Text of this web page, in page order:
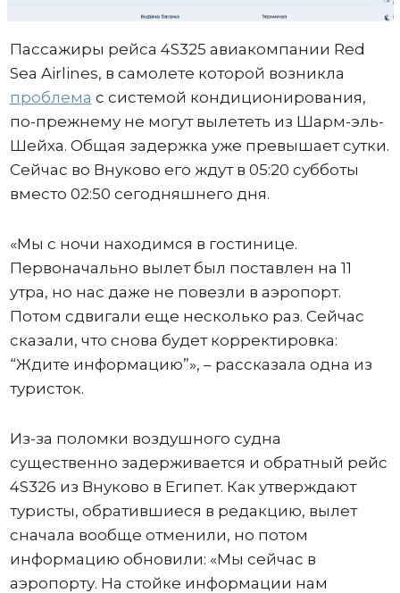
Пассажиры рейса 4S325 авиакомпании Red
Sea Airlines, в самолете которой возникла
проблема с системой кондиционирования,
по-прежнему не могут вылететь из Шарм-эль-
Шейха. Общая задержка уже превышает сутки.
Сейчас во Внуково его ждут в 05:20 субботы
вместо 02:50 сегодняшнего дня.
«Мы с ночи находимся в гостинице.
Первоначально вылет был поставлен на 11
утра, но нас даже не повезли в аэропорт.
Потом сдвигали еще несколько раз. Сейчас
сказали, что снова будет корректировка:
“Ждите информацию”», – рассказала одна из
туристок.
Из-за поломки воздушного судна
существенно задерживается и обратный рейс
4S326 из Внуково в Египет. Как утверждают
туристы, обратившиеся в редакцию, вылет
сначала вообще отменили, но потом
информацию обновили: «Мы сейчас в
аэропорту. На стойке информации нам